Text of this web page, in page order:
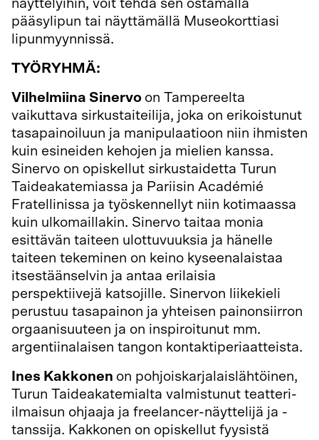
näyttelyihin, voit tehdä sen ostamalla
pääsylipun tai näyttämällä Museokorttiasi
lipunmyynnissä.
TYÖRYHMÄ:
Vilhelmiina Sinervo on Tampereelta
vaikuttava sirkustaiteilija, joka on erikoistunut
tasapainoiluun ja manipulaatioon niin ihmisten
kuin esineiden kehojen ja mielien kanssa.
Sinervo on opiskellut sirkustaidetta Turun
Taideakatemiassa ja Pariisin Académié
Fratellinissa ja työskennellyt niin kotimaassa
kuin ulkomaillakin. Sinervo taitaa monia
esittävän taiteen ulottuvuuksia ja hänelle
taiteen tekeminen on keino kyseenalaistaa
itsestäänselvin ja antaa erilaisia
perspektiivejä katsojille. Sinervon liikekieli
perustuu tasapainon ja yhteisen painonsiirron
orgaanisuuteen ja on inspiroitunut mm.
argentiinalaisen tangon kontaktiperiaatteista.
Ines Kakkonen on pohjoiskarjalaislähtöinen,
Turun Taideakatemialta valmistunut teatteri-
ilmaisun ohjaaja ja freelancer-näyttelijä ja -
tanssija. Kakkonen on opiskellut fyysistä